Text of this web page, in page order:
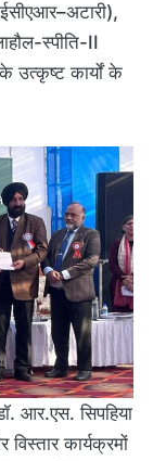
स्पीति-II
उत्कृष्ट कार्यों के
आर.एस. सिपहिया
कार्यक्रमों